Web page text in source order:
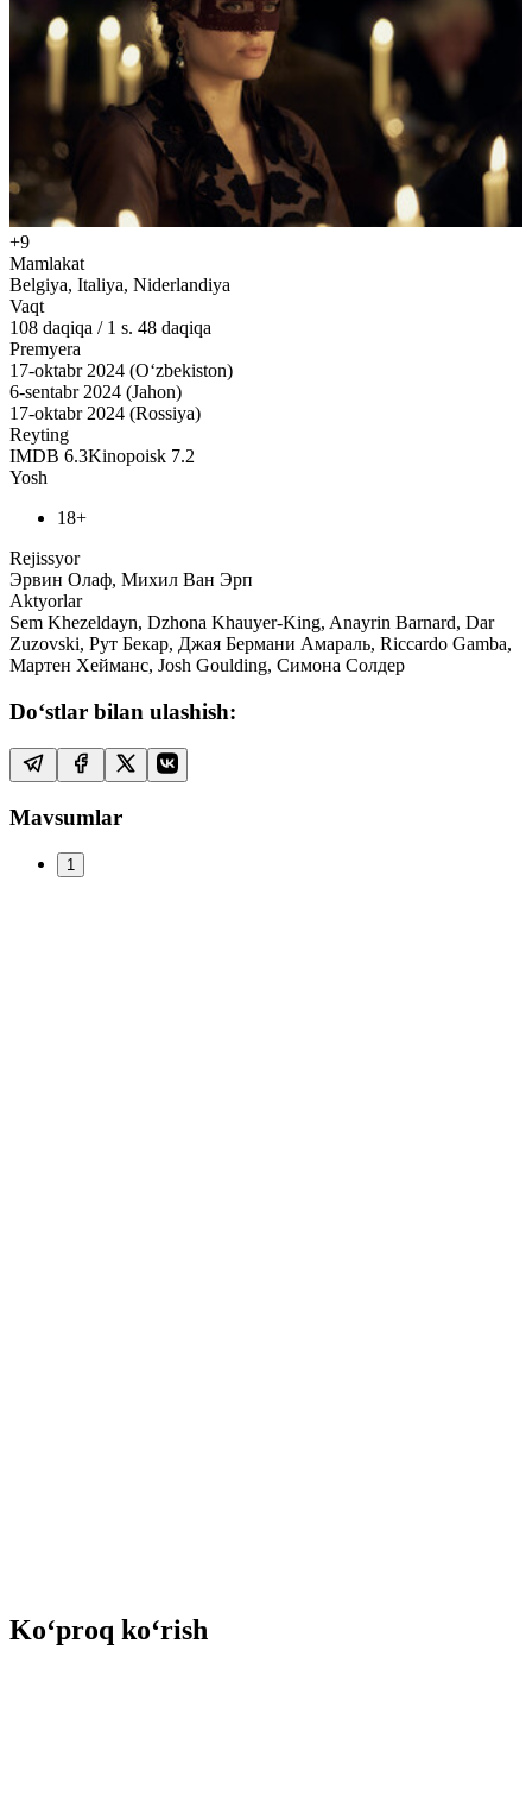
+9
Mamlakat
Belgiya, Italiya, Niderlandiya
Vaqt
108 daqiqa / 1 s. 48 daqiqa
Premyera
17-oktabr 2024 (O‘zbekiston)
6-sentabr 2024 (Jahon)
17-oktabr 2024 (Rossiya)
Reyting
IMDB 6.3Kinopoisk 7.2
Yosh
18+
Rejissyor
Эрвин Олаф, Михил Ван Эрп
Aktyorlar
Sem Khezeldayn, Dzhona Khauyer-King, Anayrin Barnard, Dar
Zuzovski, Рут Бекар, Джая Бермани Амараль, Riccardo Gamba,
Мартен Хейманс, Josh Goulding, Симона Солдер
Do‘stlar bilan ulashish:
Mavsumlar
1
Ko‘proq ko‘rish